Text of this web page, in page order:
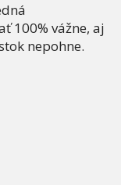
100% vážne, aj
nepohne.